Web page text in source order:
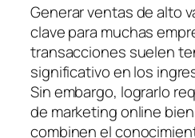
Generar ventas de alto
clave para muchas
transacciones suelen
significativo en los
Sin embargo, lograrlo
de marketing online
combinen el